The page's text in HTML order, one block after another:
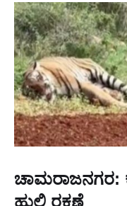
ಚಾಮರಾಜನಗರ:
ಹುಲಿ ರಕ್ಷಣೆ